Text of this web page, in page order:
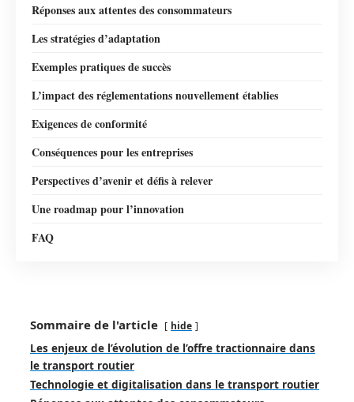
Réponses aux attentes des consommateurs
Les stratégies d’adaptation
Exemples pratiques de succès
L’impact des réglementations nouvellement établies
Exigences de conformité
Conséquences pour les entreprises
Perspectives d’avenir et défis à relever
Une roadmap pour l’innovation
FAQ
Sommaire de l'article hide
Les enjeux de l’évolution de l’offre tractionnaire dans
le transport routier
Technologie et digitalisation dans le transport routier